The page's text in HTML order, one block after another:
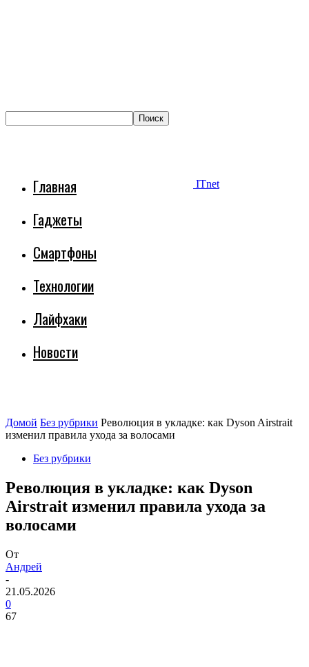
ITnet
Главная
Гаджеты
Смартфоны
Технологии
Лайфхаки
Новости
Домой Без рубрики Революция в укладке: как Dyson Airstrait
изменил правила ухода за волосами
Без рубрики
Революция в укладке: как Dyson
Airstrait изменил правила ухода за
волосами
От
Андрей
-
21.05.2026
0
67